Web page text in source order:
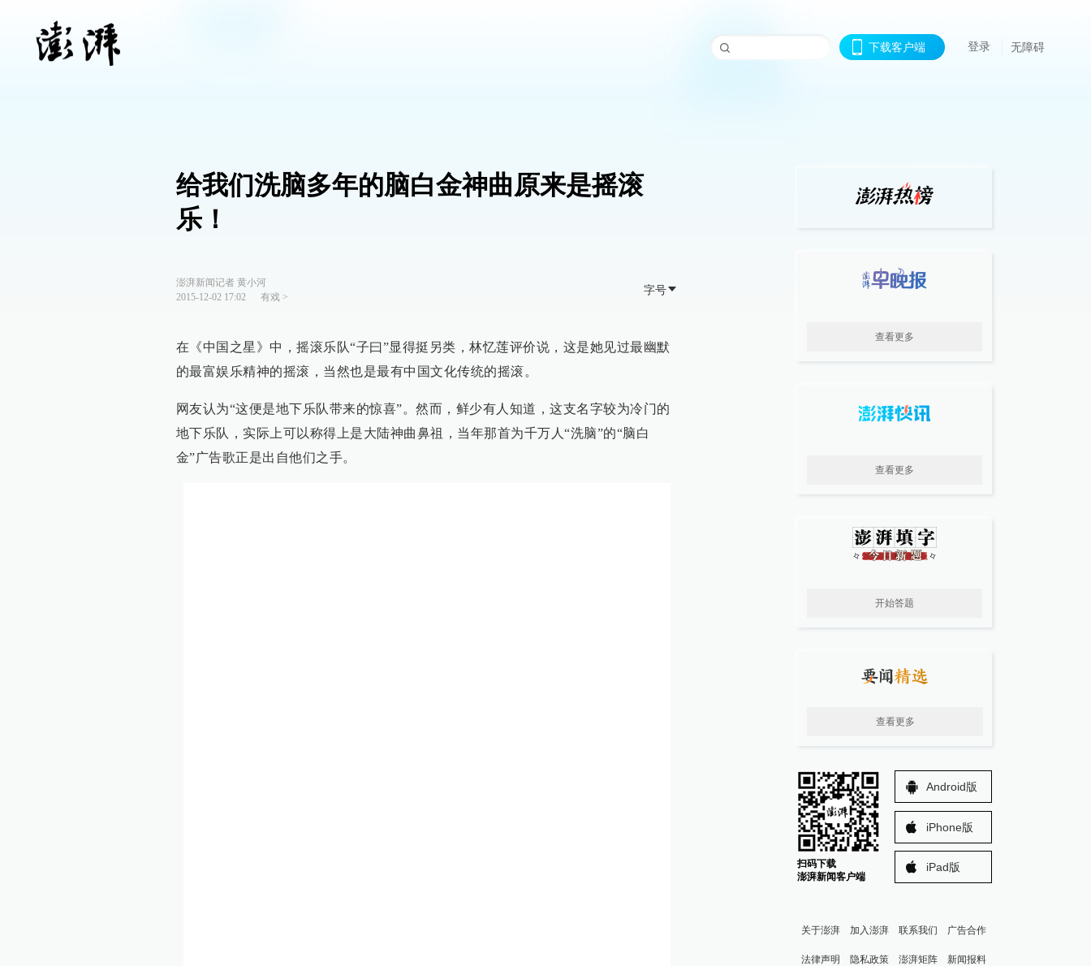
下载客户端 登录 无障碍
给我们洗脑多年的脑白金神曲原来是摇滚
乐！
澎湃新闻记者 黄小河
2015-12-02 17:02
有戏>
字号
在《中国之星》中，摇滚乐队“子曰”显得挺另类，林忆莲评价说，这是她见过最幽默
的最富娱乐精神的摇滚，当然也是最有中国文化传统的摇滚。
网友认为“这便是地下乐队带来的惊喜”。然而，鲜少有人知道，这支名字较为冷门的
地下乐队，实际上可以称得上是大陆神曲鼻祖，当年那首为千万人“洗脑”的“脑白
金”广告歌正是出自他们之手。
查看更多
查看更多
开始答题
查看更多
扫码下载
澎湃新闻客户端
Android版
iPhone版
iPad版
关于澎湃 加入澎湃 联系我们 广告合作
法律声明 隐私政策 澎湃矩阵 新闻报料